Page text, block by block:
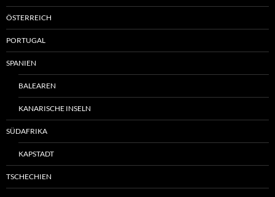
ÖSTERREICH
PORTUGAL
SPANIEN
BALEAREN
KANARISCHE INSELN
SÜDAFRIKA
KAPSTADT
TSCHECHIEN